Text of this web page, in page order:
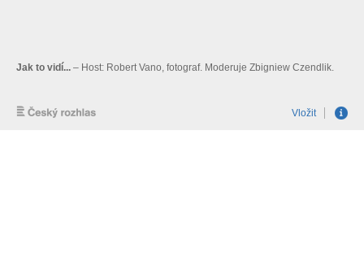
Jak to vidí... – Host: Robert Vano, fotograf. Moderuje Zbigniew Czendlik.
Vložit